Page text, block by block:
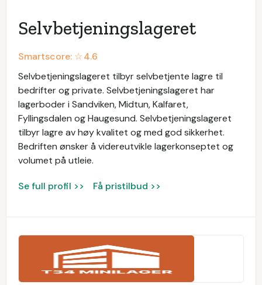
Selvbetjeningslageret
Smartscore: ☆4.6
Selvbetjeningslageret tilbyr selvbetjente lagre til
bedrifter og private. Selvbetjeningslageret har
lagerboder i Sandviken, Midtun, Kalfaret,
Fyllingsdalen og Haugesund. Selvbetjeningslageret
tilbyr lagre av høy kvalitet og med god sikkerhet.
Bedriften ønsker å videreutvikle lagerkonseptet og
volumet på utleie.
Se full profil >> Få pristilbud >>